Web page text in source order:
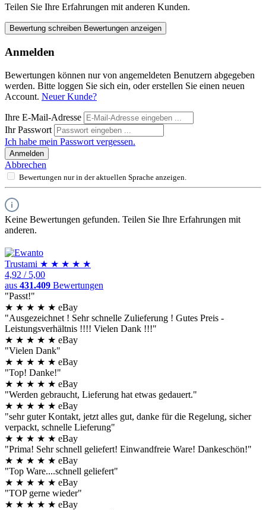
Teilen Sie Ihre Erfahrungen mit anderen Kunden.
Bewertung schreiben Bewertungen anzeigen
Anmelden
Bewertungen können nur von angemeldeten Benutzern abgegeben
werden. Bitte loggen Sie sich ein, oder erstellen Sie einen neuen
Account. Neuer Kunde?
Ihre E-Mail-Adresse
Ihr Passwort
Ich habe mein Passwort vergessen.
Anmelden
Abbrechen
Bewertungen nur in der aktuellen Sprache anzeigen.
Keine Bewertungen gefunden. Teilen Sie Ihre Erfahrungen mit
anderen.
Trustami ★ ★ ★ ★ ★
4,92 / 5,00
aus 431.409 Bewertungen
"Passt!"
★ ★ ★ ★ ★ eBay
"Ausgezeichnet ! Sehr schnelle Zulieferung ! Gutes Preis -
Leistungsverhältnis !!!! Vielen Dank !!!"
★ ★ ★ ★ ★ eBay
"Vielen Dank"
★ ★ ★ ★ ★ eBay
"Top! Danke!"
★ ★ ★ ★ ★ eBay
"Werden gebraucht, Lieferung hat etwas gedauert."
★ ★ ★ ★ ★ eBay
"sehr guter Kontakt, jetzt alles gut, danke für die Regelung, sicher
verpackt, schnelle Lieferung"
★ ★ ★ ★ ★ eBay
"Prima! Sehr schnell geliefert! Einwandfreie Ware! Dankeschön!"
★ ★ ★ ★ ★ eBay
"Top Ware....schnell geliefert"
★ ★ ★ ★ ★ eBay
"TOP gerne wieder"
★ ★ ★ ★ ★ eBay